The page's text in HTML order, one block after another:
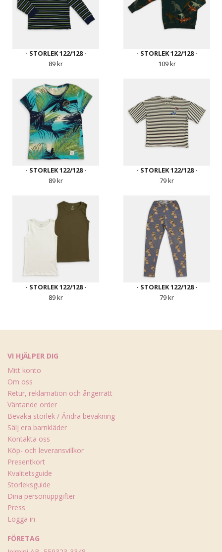
- STORLEK 122/128 -
89 kr
- STORLEK 122/128 -
109 kr
- STORLEK 122/128 -
89 kr
- STORLEK 122/128 -
79 kr
- STORLEK 122/128 -
89 kr
- STORLEK 122/128 -
79 kr
VI HJÄLPER DIG
Mitt konto
Om oss
Retur, reklamation och ångerrätt
Väntande order
Bevaka storlek / Ändra bevakning
Sälj era barnkläder
Kontakta oss
Köp- och leveransvillkor
Presentkort
Kvalitetsguide
Storleksguide
Dina personuppgifter
Press
Logga in
FÖRETAG